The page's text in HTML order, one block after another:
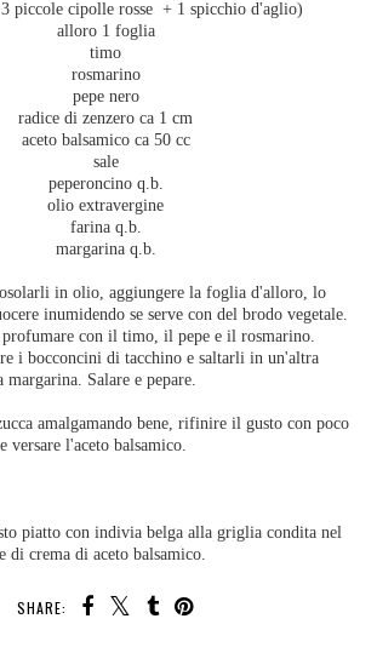
piccole cipolle rosse + 1 spicchio d'aglio)
alloro 1 foglia
timo
rosmarino
pepe nero
radice di zenzero ca 1 cm
aceto balsamico ca 50 cc
sale
peperoncino q.b.
olio extravergine
farina q.b.
margarina q.b.
in olio, aggiungere la foglia d'alloro, lo
inumidendo se serve con del brodo vegetale.
profumare con il timo, il pepe e il rosmarino.
i bocconcini di tacchino e saltarli in un'altra
margarina. Salare e pepare.
amalgamando bene, rifinire il gusto con poco
versare l'aceto balsamico.
piatto con indivia belga alla griglia condita nel
di crema di aceto balsamico.
SHARE: